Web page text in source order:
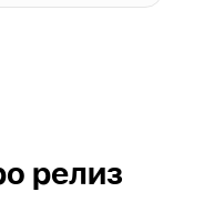
релиз